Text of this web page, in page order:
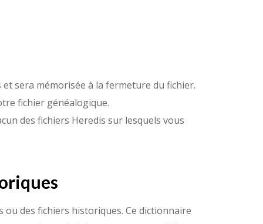
sera mémorisée à la fermeture du fichier.
fichier généalogique.
des fichiers Heredis sur lesquels vous
des fichiers historiques. Ce dictionnaire